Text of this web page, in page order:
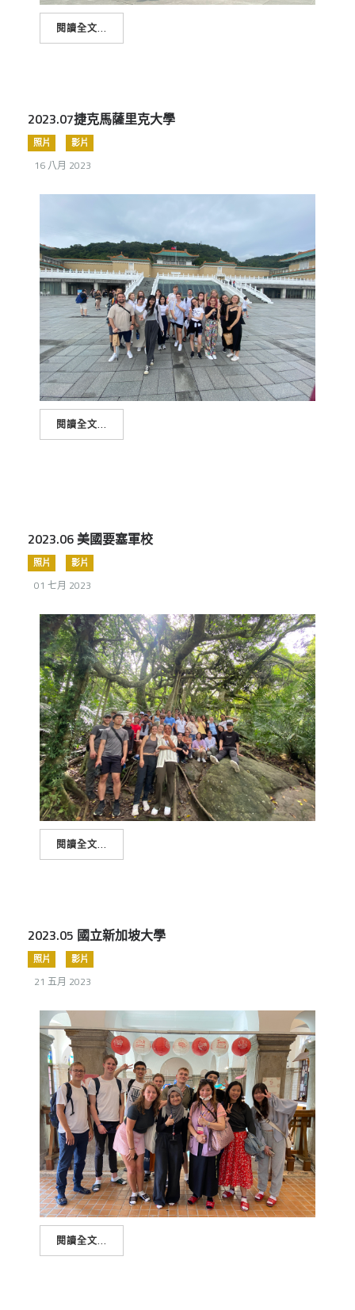
閱讀全文...
2023.07捷克馬薩里克大學
照片 影片
16 八月 2023
閱讀全文...
2023.06 美國要塞軍校
照片 影片
01 七月 2023
閱讀全文...
2023.05 國立新加坡大學
照片 影片
21 五月 2023
閱讀全文...